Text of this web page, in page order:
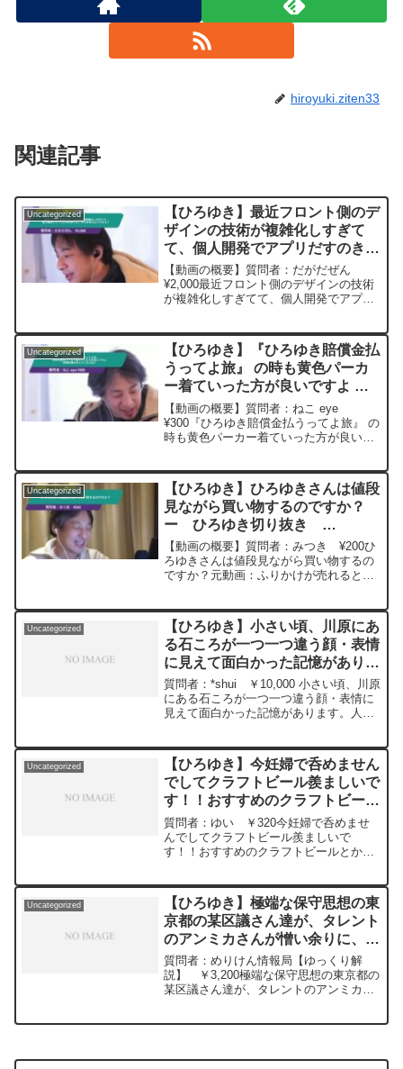
hiroyuki.ziten33
関連記事
Uncategorized
【ひろゆき】最近フロント側のデ
ザインの技術が複雑化しすぎて
て、個人開発でアプリだすのきつ
い。ひろゆきならどうする？ー
ひろゆき切り抜き 20250109
【動画の概要】質問者：だがだぜん
¥2,000最近フロント側のデザインの技術
が複雑化しすぎてて、個人開発でアプリ
す？外注する？ちなみに予算はまったく
ない！！元動画：足の...
Uncategorized
【ひろゆき】『ひろゆき賠償金払
うってよ旅』 の時も黄色パーカ
ー着ていった方が良いですよ 防
弾効果あるんでしたよね?ー ひ
ろゆき切り抜き 20241013
【動画の概要】質問者：ねこ eye
¥300『ひろゆき賠償金払うってよ旅』 の
時も黄色パーカー着ていった方が良いで
Blanc Blonde。D19 2024/10/...
Uncategorized
【ひろゆき】ひろゆきさんは値段
見ながら買い物するのですか？
ー ひろゆき切り抜き
20241227
【動画の概要】質問者：みつき ¥200ひ
ろゆきさんは値段見ながら買い物するの
ですか？元動画：ふりかけが売れると治
動画で、寄せられた質問について、一問
一答形式にして...
Uncategorized
【ひろゆき】小さい頃、川原にあ
る石ころが一つ一つ違う顔・表情
に見えて面白かった記憶がありま
す。ー ひろゆき切り抜き
20240326
質問者：*shui ￥10,000 小さい頃、川原
にある石ころが一つ一つ違う顔・表情に
見えて面白かった記憶があります。人間
風でススキが心地良さそうにユラユラし
ていました...
Uncategorized
【ひろゆき】今妊婦で呑めません
でしてクラフトビール羨ましいで
す！！おすすめのクラフトビール
とかありますか？ー ひろゆき切
り抜き 20240112
質問者：ゆい ￥320今妊婦で呑めませ
んでしてクラフトビール羨ましいで
す！！おすすめのクラフトビールとかあ
Erdingerを呑みながら。2024/01/12
V23
https://www.youtube.com/watch?
v=c6MzCMgzBqw***************************
***************ひろゆきさんの動画で、寄
せられた質問について、一問一答形式に
してみました。過去にこんな質問してる
かな？と気になったことがあれば、下記
https://hiroyuki-ziten.com/できるだけ、
Uncategorized
【ひろゆき】極端な保守思想の東
京都の某区議さん達が、タレント
のアンミカさんが憎い余りに、ど
ん兵衛の不買運動。アンミカさん
を擁護する発言をXでしたらブロ
ックされたー ひろゆき切り抜
質問者：めりけん情報局【ゆっくり解
説】 ￥3,200極端な保守思想の東京都の
某区議さん達が、タレントのアンミカさ
ントですね(笑顔)」 等と某区議のXで発